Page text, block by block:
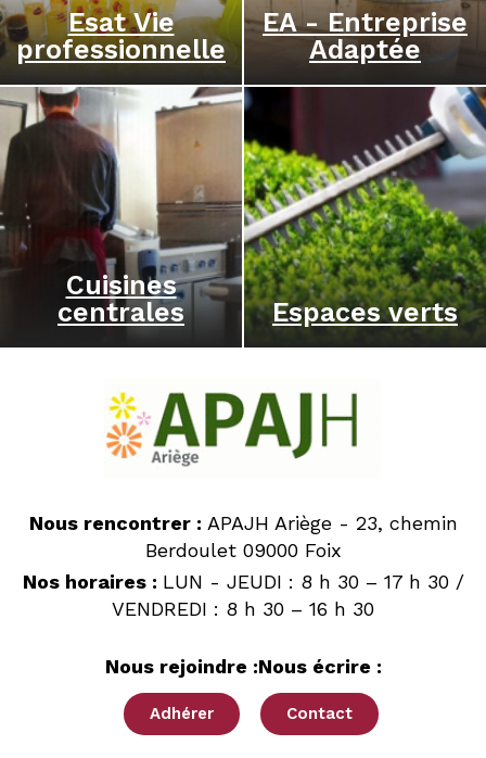
Esat Vie
professionnelle
EA - Entreprise
Adaptée
Cuisines
centrales
Espaces verts
Nous rencontrer : APAJH Ariège - 23, chemin
Berdoulet 09000 Foix
Nos horaires : LUN - JEUDI : 8 h 30 – 17 h 30 /
VENDREDI : 8 h 30 – 16 h 30
Nous rejoindre :
Adhérer
Nous écrire :
Contact